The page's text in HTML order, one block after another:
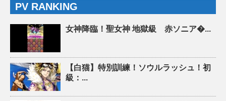
PV RANKING
女神降臨！聖女神 地獄級 赤ソニア�...
【白猫】特別訓練！ソウルラッシュ！初
級：...